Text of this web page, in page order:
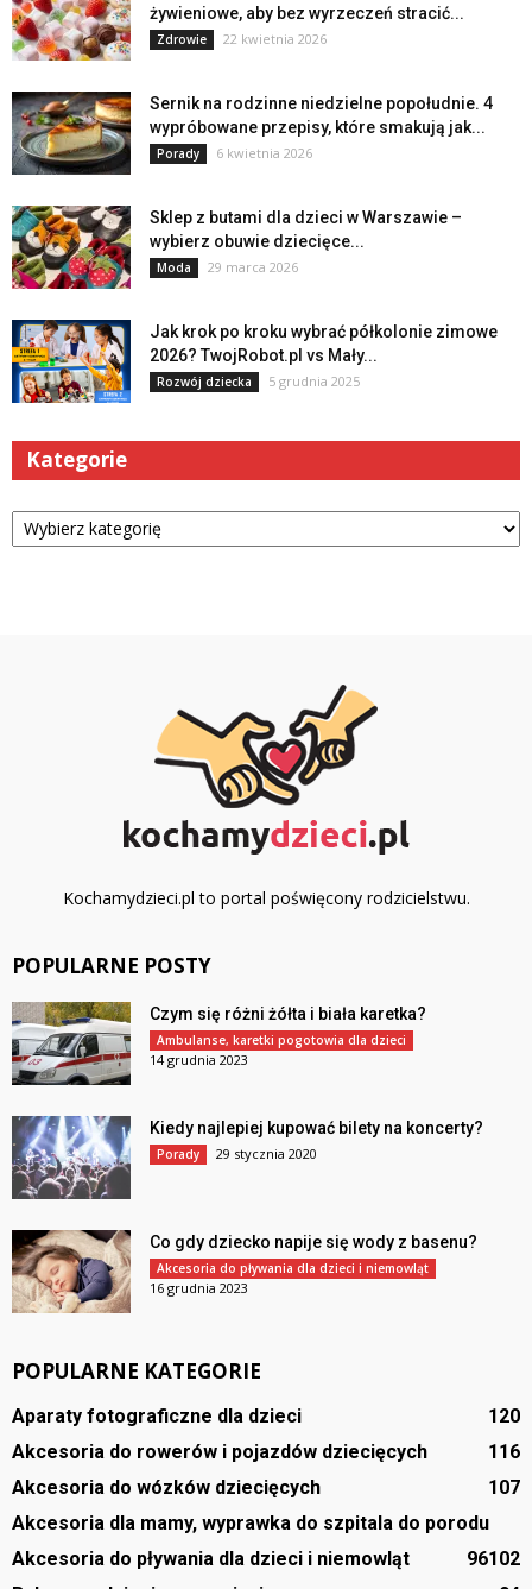
żywieniowe, aby bez wyrzeczeń stracić...
Zdrowie 22 kwietnia 2026
Sernik na rodzinne niedzielne popołudnie. 4
wypróbowane przepisy, które smakują jak...
Porady 6 kwietnia 2026
Sklep z butami dla dzieci w Warszawie –
wybierz obuwie dziecięce...
Moda 29 marca 2026
Jak krok po kroku wybrać półkolonie zimowe
2026? TwojRobot.pl vs Mały...
Rozwój dziecka 5 grudnia 2025
Kategorie
Kategorie
Kochamydzieci.pl to portal poświęcony rodzicielstwu.
POPULARNE POSTY
Czym się różni żółta i biała karetka?
Ambulanse, karetki pogotowia dla dzieci
14 grudnia 2023
Kiedy najlepiej kupować bilety na koncerty?
Porady 29 stycznia 2020
Co gdy dziecko napije się wody z basenu?
Akcesoria do pływania dla dzieci i niemowląt
16 grudnia 2023
POPULARNE KATEGORIE
Aparaty fotograficzne dla dzieci
120
Akcesoria do rowerów i pojazdów dziecięcych
116
Akcesoria do wózków dziecięcych
107
Akcesoria dla mamy, wyprawka do szpitala do porodu
102
Akcesoria do pływania dla dzieci i niemowląt
96